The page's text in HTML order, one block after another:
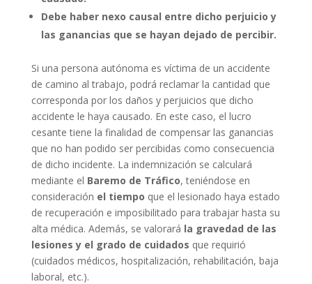
Debe haber nexo causal entre dicho perjuicio y
las ganancias que se hayan dejado de percibir.
Si una persona autónoma es víctima de un accidente
de camino al trabajo, podrá reclamar la cantidad que
corresponda por los daños y perjuicios que dicho
accidente le haya causado. En este caso, el lucro
cesante tiene la finalidad de compensar las ganancias
que no han podido ser percibidas como consecuencia
de dicho incidente. La indemnización se calculará
mediante el Baremo de Tráfico, teniéndose en
consideración el tiempo que el lesionado haya estado
de recuperación e imposibilitado para trabajar hasta su
alta médica. Además, se valorará la gravedad de las
lesiones y el grado de cuidados que requirió
(cuidados médicos, hospitalización, rehabilitación, baja
laboral, etc.).